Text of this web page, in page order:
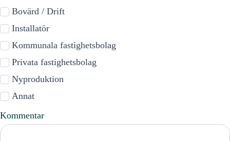
Bovärd / Drift
Installatör
Kommunala fastighetsbolag
Privata fastighetsbolag
Nyproduktion
Annat
Kommentar